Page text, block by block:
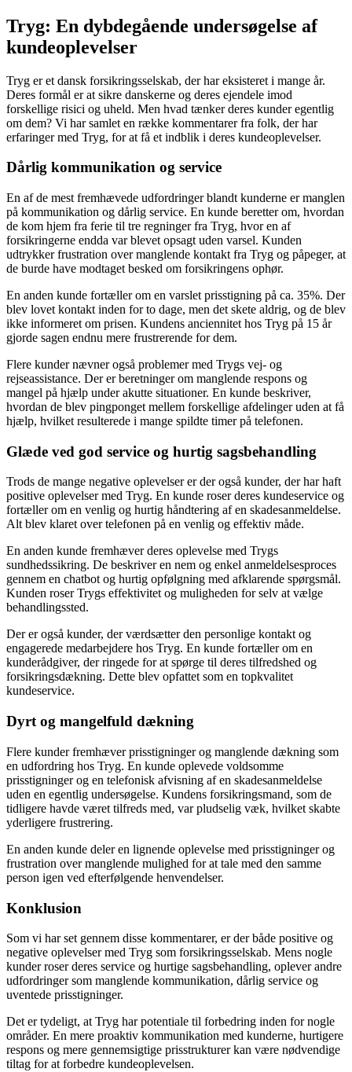
Tryg: En dybdegående undersøgelse af
kundeoplevelser
Tryg er et dansk forsikringsselskab, der har eksisteret i mange år.
Deres formål er at sikre danskerne og deres ejendele imod
forskellige risici og uheld. Men hvad tænker deres kunder egentlig
om dem? Vi har samlet en række kommentarer fra folk, der har
erfaringer med Tryg, for at få et indblik i deres kundeoplevelser.
Dårlig kommunikation og service
En af de mest fremhævede udfordringer blandt kunderne er manglen
på kommunikation og dårlig service. En kunde beretter om, hvordan
de kom hjem fra ferie til tre regninger fra Tryg, hvor en af
forsikringerne endda var blevet opsagt uden varsel. Kunden
udtrykker frustration over manglende kontakt fra Tryg og påpeger, at
de burde have modtaget besked om forsikringens ophør.
En anden kunde fortæller om en varslet prisstigning på ca. 35%. Der
blev lovet kontakt inden for to dage, men det skete aldrig, og de blev
ikke informeret om prisen. Kundens anciennitet hos Tryg på 15 år
gjorde sagen endnu mere frustrerende for dem.
Flere kunder nævner også problemer med Trygs vej- og
rejseassistance. Der er beretninger om manglende respons og
mangel på hjælp under akutte situationer. En kunde beskriver,
hvordan de blev pingponget mellem forskellige afdelinger uden at få
hjælp, hvilket resulterede i mange spildte timer på telefonen.
Glæde ved god service og hurtig sagsbehandling
Trods de mange negative oplevelser er der også kunder, der har haft
positive oplevelser med Tryg. En kunde roser deres kundeservice og
fortæller om en venlig og hurtig håndtering af en skadesanmeldelse.
Alt blev klaret over telefonen på en venlig og effektiv måde.
En anden kunde fremhæver deres oplevelse med Trygs
sundhedssikring. De beskriver en nem og enkel anmeldelsesproces
gennem en chatbot og hurtig opfølgning med afklarende spørgsmål.
Kunden roser Trygs effektivitet og muligheden for selv at vælge
behandlingssted.
Der er også kunder, der værdsætter den personlige kontakt og
engagerede medarbejdere hos Tryg. En kunde fortæller om en
kunderådgiver, der ringede for at spørge til deres tilfredshed og
forsikringsdækning. Dette blev opfattet som en topkvalitet
kundeservice.
Dyrt og mangelfuld dækning
Flere kunder fremhæver prisstigninger og manglende dækning som
en udfordring hos Tryg. En kunde oplevede voldsomme
prisstigninger og en telefonisk afvisning af en skadesanmeldelse
uden en egentlig undersøgelse. Kundens forsikringsmand, som de
tidligere havde været tilfreds med, var pludselig væk, hvilket skabte
yderligere frustrering.
En anden kunde deler en lignende oplevelse med prisstigninger og
frustration over manglende mulighed for at tale med den samme
person igen ved efterfølgende henvendelser.
Konklusion
Som vi har set gennem disse kommentarer, er der både positive og
negative oplevelser med Tryg som forsikringsselskab. Mens nogle
kunder roser deres service og hurtige sagsbehandling, oplever andre
udfordringer som manglende kommunikation, dårlig service og
uventede prisstigninger.
Det er tydeligt, at Tryg har potentiale til forbedring inden for nogle
områder. En mere proaktiv kommunikation med kunderne, hurtigere
respons og mere gennemsigtige prisstrukturer kan være nødvendige
tiltag for at forbedre kundeoplevelsen.